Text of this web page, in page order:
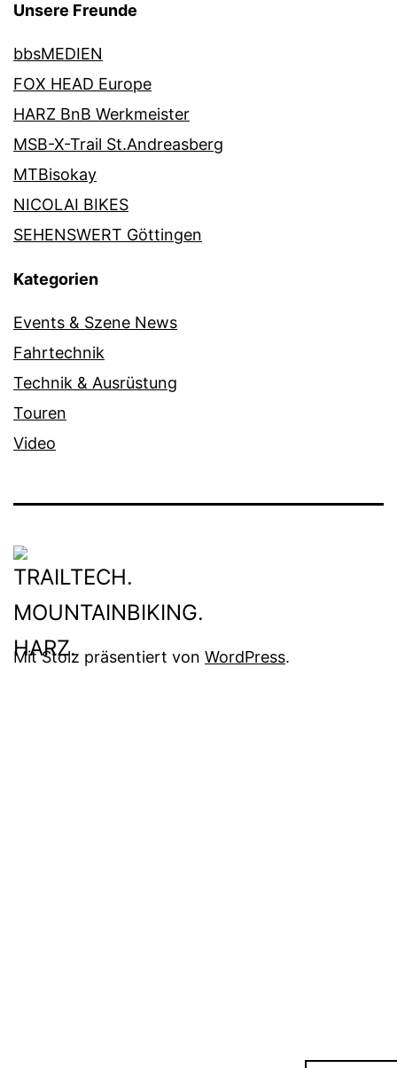
Unsere Freunde
bbsMEDIEN
FOX HEAD Europe
HARZ BnB Werkmeister
MSB-X-Trail St.Andreasberg
MTBisokay
NICOLAI BIKES
SEHENSWERT Göttingen
Kategorien
Events & Szene News
Fahrtechnik
Technik & Ausrüstung
Touren
Video
Mit Stolz präsentiert von WordPress.